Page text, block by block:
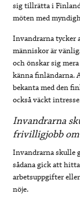
sig tillrätta i
möten med
Invandrarna tycker
människor är
och önskar sig
känna finländarna.
bekanta med den
också väckt
Invandrarna
frivilligjobb om
Invandrarna skulle
sådana gick att
arbetsuppgifter
nöje.